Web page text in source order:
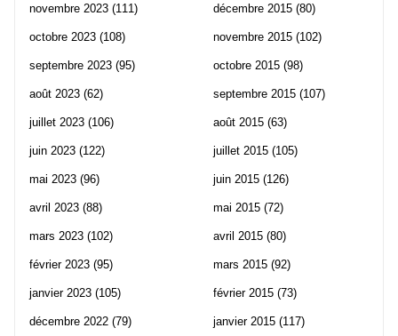
novembre 2023 (111)
octobre 2023 (108)
septembre 2023 (95)
août 2023 (62)
juillet 2023 (106)
juin 2023 (122)
mai 2023 (96)
avril 2023 (88)
mars 2023 (102)
février 2023 (95)
janvier 2023 (105)
décembre 2022 (79)
décembre 2015 (80)
novembre 2015 (102)
octobre 2015 (98)
septembre 2015 (107)
août 2015 (63)
juillet 2015 (105)
juin 2015 (126)
mai 2015 (72)
avril 2015 (80)
mars 2015 (92)
février 2015 (73)
janvier 2015 (117)